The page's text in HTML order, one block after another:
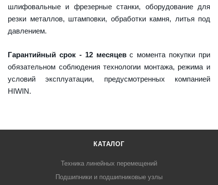
шлифовальные и фрезерные станки, оборудование для
резки металлов, штамповки, обработки камня, литья под
давлением.
Гарантийный срок - 12 месяцевс момента покупки при
обязательном соблюдения технологии монтажа, режима и
условий эксплуатации, предусмотренных компанией
HIWIN.
КАТАЛОГ
Техника линейных перемещений
Подшипники и подшипниковые узлы